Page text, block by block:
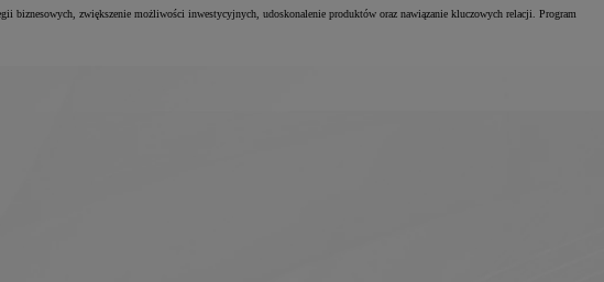
biznesowych, zwiększenie możliwości inwestycyjnych, udoskonalenie produktów oraz nawiązanie kluczowych relacji. Program